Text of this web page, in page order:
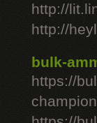
http://
http://
bulk-
https://